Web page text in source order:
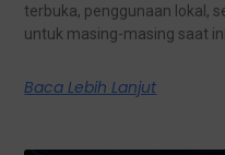
terbuka, penggunaan lokal,
untuk masing-masing saat ini.
Baca Lebih Lanjut